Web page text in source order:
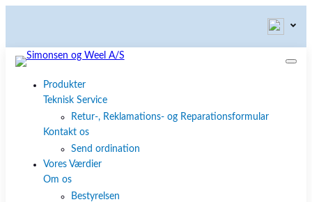
Produkter
Teknisk Service
Retur-, Reklamations- og Reparationsformular
Kontakt os
Send ordination
Vores Værdier
Om os
Bestyrelsen